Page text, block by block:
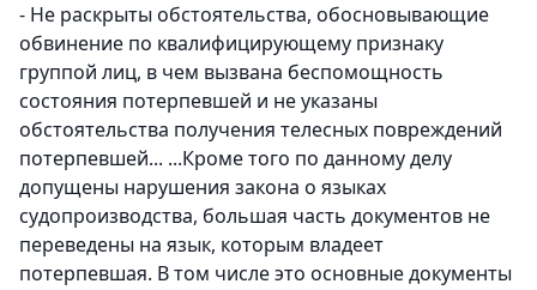
- Не раскрыты обстоятельства, обосновывающие
обвинение по квалифицирующему признаку
группой лиц, в чем вызвана беспомощность
состояния потерпевшей и не указаны
обстоятельства получения телесных повреждений
потерпевшей... ...Кроме того по данному делу
допущены нарушения закона о языках
судопроизводства, большая часть документов не
переведены на язык, которым владеет
потерпевшая. В том числе это основные документы